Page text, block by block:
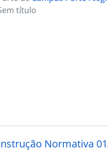
título
Normativa